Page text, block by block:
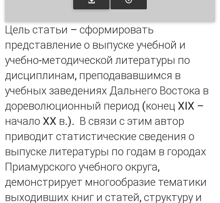
Цель статьи – сформировать
представление о выпуске учебной и
учебно-методической литературы по
дисциплинам, преподававшимся в
учебных заведениях Дальнего Востока в
дореволюционный период (конец XIX –
начало XX в.). В связи с этим автор
приводит статистические сведения о
выпуске литературы по годам в городах
Приамурского учебного округа,
демонстрирует многообразие тематики
выходивших книг и статей, структуру и